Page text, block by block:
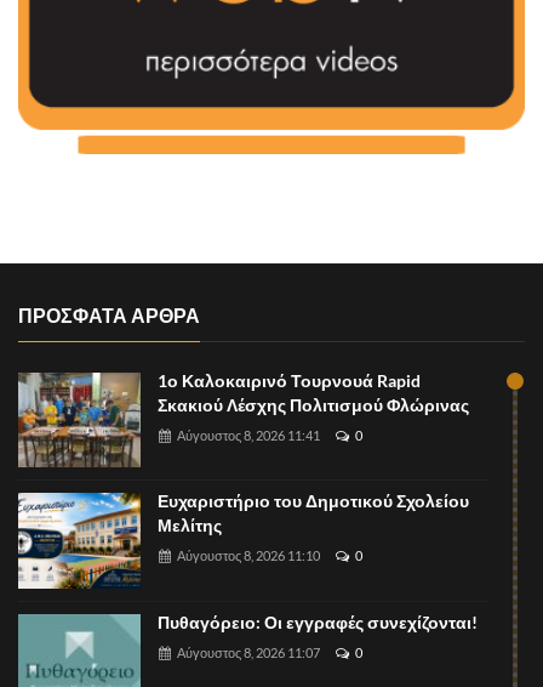
ΠΡΟΣΦΑΤΑ ΑΡΘΡΑ
1ο Καλοκαιρινό Τουρνουά Rapid
Σκακιού Λέσχης Πολιτισμού Φλώρινας
Αύγουστος 8, 2026 11:41 0
Ευχαριστήριο του Δημοτικού Σχολείου
Μελίτης
Αύγουστος 8, 2026 11:10 0
Πυθαγόρειο: Οι εγγραφές συνεχίζονται!
Αύγουστος 8, 2026 11:07 0